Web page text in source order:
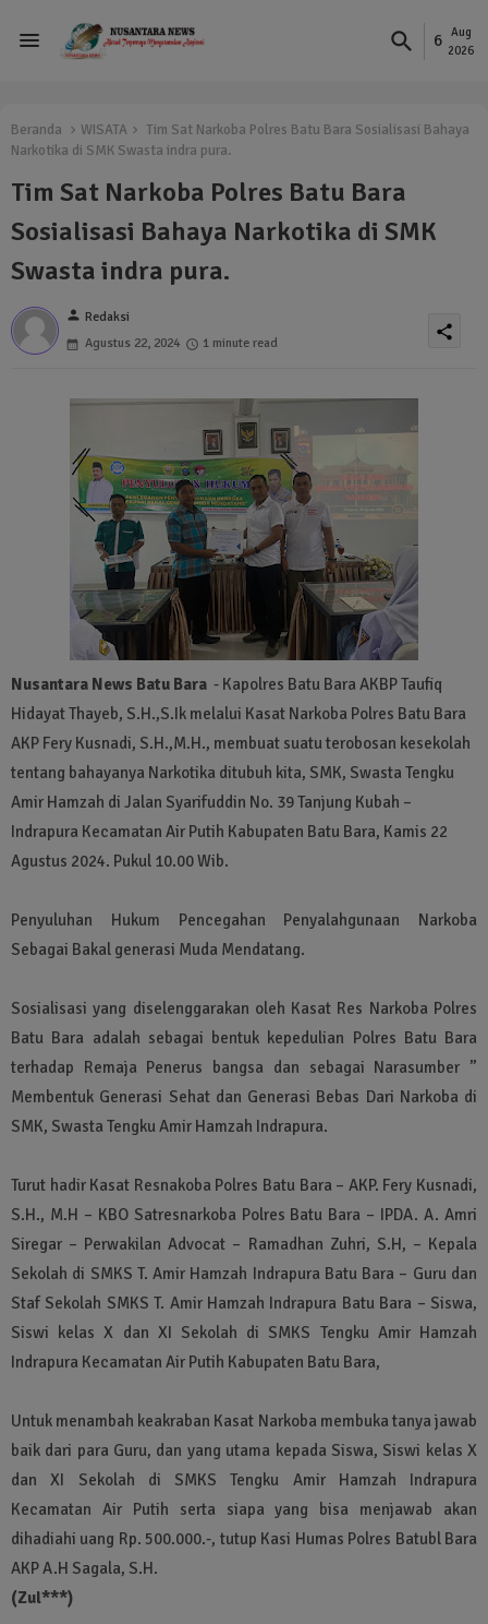
6
Aug
2026
Beranda WISATA
Tim Sat Narkoba Polres Batu Bara Sosialisasi Bahaya
Narkotika di SMK Swasta indra pura.
Tim Sat Narkoba Polres Batu Bara
Sosialisasi Bahaya Narkotika di SMK
Swasta indra pura.
person Redaksi
Agustus 22, 2024
1 minute read
share
Nusantara News Batu Bara - Kapolres Batu Bara AKBP Taufiq
Hidayat Thayeb, S.H.,S.Ik melalui Kasat Narkoba Polres Batu Bara
AKP Fery Kusnadi, S.H.,M.H., membuat suatu terobosan kesekolah
tentang bahayanya Narkotika ditubuh kita, SMK, Swasta Tengku
Amir Hamzah di Jalan Syarifuddin No. 39 Tanjung Kubah –
Indrapura Kecamatan Air Putih Kabupaten Batu Bara, Kamis 22
Agustus 2024. Pukul 10.00 Wib.
Penyuluhan Hukum Pencegahan Penyalahgunaan Narkoba
Sebagai Bakal generasi Muda Mendatang.
Sosialisasi yang diselenggarakan oleh Kasat Res Narkoba Polres
Batu Bara adalah sebagai bentuk kepedulian Polres Batu Bara
terhadap Remaja Penerus bangsa dan sebagai Narasumber ”
Membentuk Generasi Sehat dan Generasi Bebas Dari Narkoba di
SMK, Swasta Tengku Amir Hamzah Indrapura.
Turut hadir Kasat Resnakoba Polres Batu Bara – AKP. Fery Kusnadi,
S.H., M.H – KBO Satresnarkoba Polres Batu Bara – IPDA. A. Amri
Siregar – Perwakilan Advocat – Ramadhan Zuhri, S.H, – Kepala
Sekolah di SMKS T. Amir Hamzah Indrapura Batu Bara – Guru dan
Staf Sekolah SMKS T. Amir Hamzah Indrapura Batu Bara – Siswa,
Siswi kelas X dan XI Sekolah di SMKS Tengku Amir Hamzah
Indrapura Kecamatan Air Putih Kabupaten Batu Bara,
Untuk menambah keakraban Kasat Narkoba membuka tanya jawab
baik dari para Guru, dan yang utama kepada Siswa, Siswi kelas X
dan XI Sekolah di SMKS Tengku Amir Hamzah Indrapura
Kecamatan Air Putih serta siapa yang bisa menjawab akan
dihadiahi uang Rp. 500.000.-, tutup Kasi Humas Polres Batubl Bara
AKP A.H Sagala, S.H.
(Zul***)